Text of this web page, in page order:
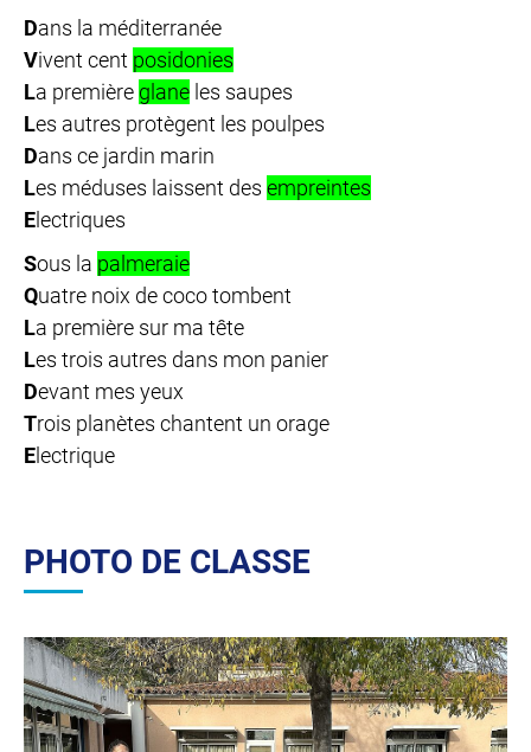
Dans la méditerranée
Vivent cent posidonies
La première glane les saupes
Les autres protègent les poulpes
Dans ce jardin marin
Les méduses laissent des empreintes
Electriques
Sous la palmeraie
Quatre noix de coco tombent
La première sur ma tête
Les trois autres dans mon panier
Devant mes yeux
Trois planètes chantent un orage
Electrique
PHOTO DE CLASSE